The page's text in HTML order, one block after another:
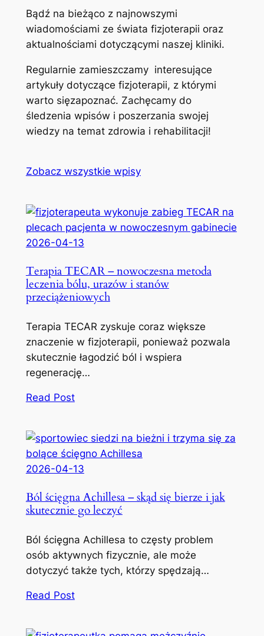
Bądź na bieżąco z najnowszymi
wiadomościami ze świata fizjoterapii oraz
aktualnościami dotyczącymi naszej kliniki.
Regularnie zamieszczamy interesujące
artykuły dotyczące fizjoterapii, z którymi
warto sięzapoznać. Zachęcamy do
śledzenia wpisów i poszerzania swojej
wiedzy na temat zdrowia i rehabilitacji!
Zobacz wszystkie wpisy
2026-04-13
Terapia TECAR – nowoczesna metoda
leczenia bólu, urazów i stanów
przeciążeniowych
Terapia TECAR zyskuje coraz większe
znaczenie w fizjoterapii, ponieważ pozwala
skutecznie łagodzić ból i wspiera
regenerację…
Read Post
2026-04-13
Ból ścięgna Achillesa – skąd się bierze i jak
skutecznie go leczyć
Ból ścięgna Achillesa to częsty problem
osób aktywnych fizycznie, ale może
dotyczyć także tych, którzy spędzają…
Read Post